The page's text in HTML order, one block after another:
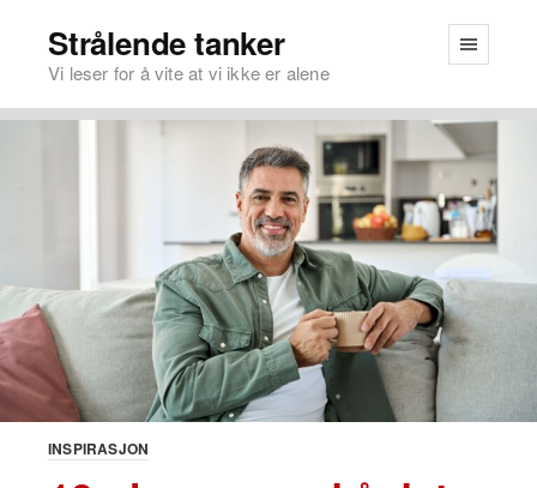
Strålende tanker
Vi leser for å vite at vi ikke er alene
INSPIRASJON